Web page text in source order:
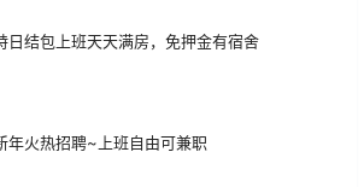
日结包上班天天满房，免押金有宿舍
年火热招聘~上班自由可兼职